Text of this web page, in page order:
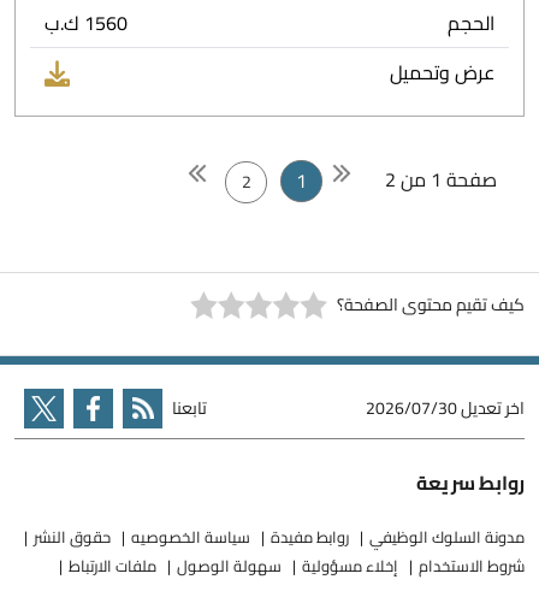
الحجم
1560 ك.ب
عرض وتحميل
صفحة 1 من 2 1
2
كيف تقيم محتوى الصفحة؟
اخر تعديل2026/07/30 تابعنا
روابط سريعة
مدونة السلوك الوظيفي روابط مفيدة سياسة الخصوصيه
حقوق النشر
شروط الاستخدام
إخلاء مسؤولية سهولة الوصول ملفات الارتباط